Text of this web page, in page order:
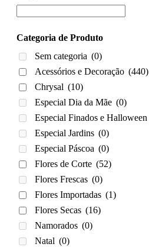
Categoria de Produto
Sem categoria (0)
Acessórios e Decoração (440)
Chrysal (10)
Especial Dia da Mãe (0)
Especial Finados e Halloween
Especial Jardins (0)
Especial Páscoa (0)
Flores de Corte (52)
Flores Frescas (0)
Flores Importadas (1)
Flores Secas (16)
Namorados (0)
Natal (0)